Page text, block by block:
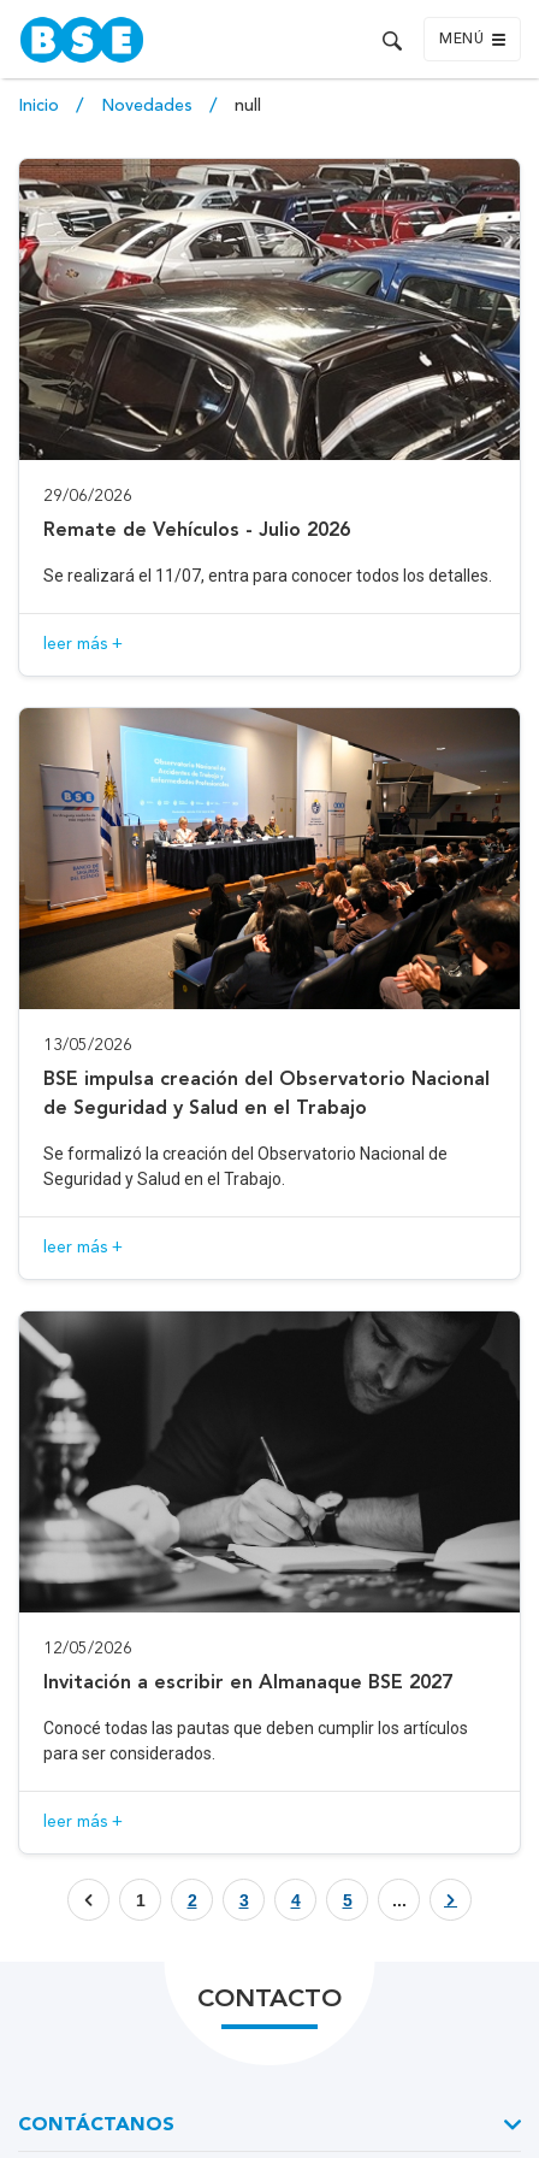
MENÚ
Inicio Novedades null
29/06/2026
Remate de Vehículos - Julio 2026
Se realizará el 11/07, entra para conocer todos los detalles.
leer más +
13/05/2026
BSE impulsa creación del Observatorio Nacional
de Seguridad y Salud en el Trabajo
Se formalizó la creación del Observatorio Nacional de
Seguridad y Salud en el Trabajo.
leer más +
12/05/2026
Invitación a escribir en Almanaque BSE 2027
Conocé todas las pautas que deben cumplir los artículos
para ser considerados.
leer más +
1 2 3 4 5 ...
CONTACTO
CONTÁCTANOS